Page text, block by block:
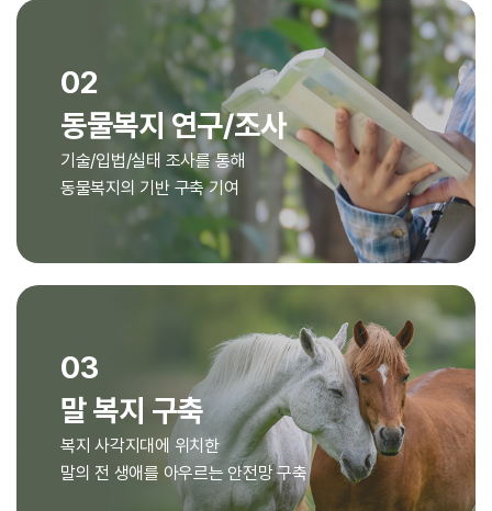
02
동물복지 연구/조사
기술/입법/실태 조사를 통해
동물복지의 기반 구축 기여
03
말 복지 구축
복지 사각지대에 위치한
말의 전 생애를 아우르는 안전망 구축